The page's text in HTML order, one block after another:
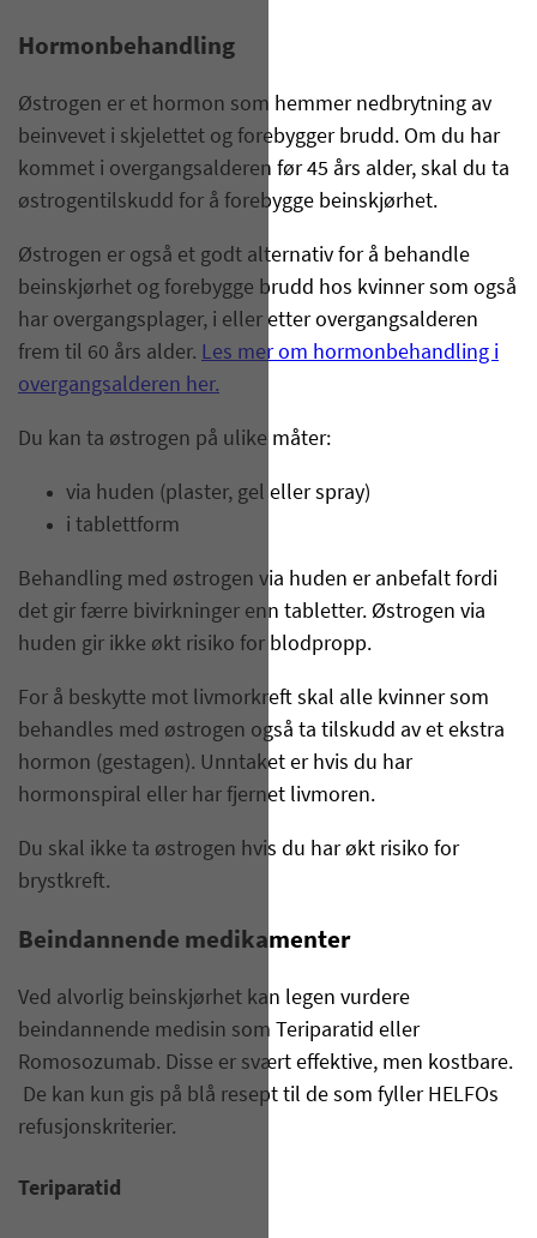
Hormonbehandling
Østrogen er et hormon som hemmer nedbrytning av
beinvevet i skjelettet og forebygger brudd. Om du har
kommet i overgangsalderen før 45 års alder, skal du ta
østrogentilskudd for å forebygge beinskjørhet.
Østrogen er også et godt alternativ for å behandle
beinskjørhet og forebygge brudd hos kvinner som også
har overgangsplager, i eller etter overgangsalderen
frem til 60 års alder. Les mer om hormonbehandling i
overgangsalderen her.
Du kan ta østrogen på ulike måter:
via huden (plaster, gel eller spray)
i tablettform
Behandling med østrogen via huden er anbefalt fordi
det gir færre bivirkninger enn tabletter. Østrogen via
huden gir ikke økt risiko for blodpropp.
For å beskytte mot livmorkreft skal alle kvinner som
behandles med østrogen også ta tilskudd av et ekstra
hormon (gestagen). Unntaket er hvis du har
hormonspiral eller har fjernet livmoren.
Du skal ikke ta østrogen hvis du har økt risiko for
brystkreft.
Beindannende medikamenter
Ved alvorlig beinskjørhet kan legen vurdere
beindannende medisin som Teriparatid eller
Romosozumab. Disse er svært effektive, men kostbare.
De kan kun gis på blå resept til de som fyller HELFOs
refusjonskriterier.
Teriparatid